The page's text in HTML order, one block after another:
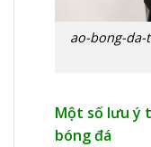
ao-bong-da-
Một số lưu ý
bóng đá